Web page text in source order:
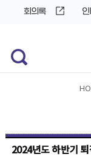
회의록
2024년도 하반기